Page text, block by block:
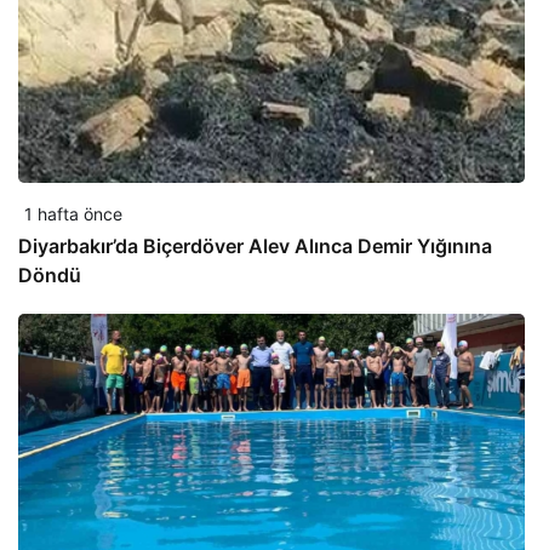
1 hafta önce
Diyarbakır’da Biçerdöver Alev Alınca Demir Yığınına
Döndü